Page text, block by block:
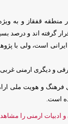
منطقه قفقاز و به
گرفته اند و درصد
است، ولی با
و دیگری ارمنی
فرهنگ و هویت ملی
است.
ادبیات ارمنی را